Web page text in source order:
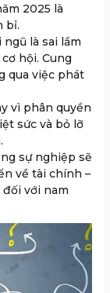
2025 là
bỉ.
là sai lầm
hội. Cung
qua việc phát
vì phân quyền
sức và bỏ lỡ
sự nghiệp sẽ
về tài chính –
với nam